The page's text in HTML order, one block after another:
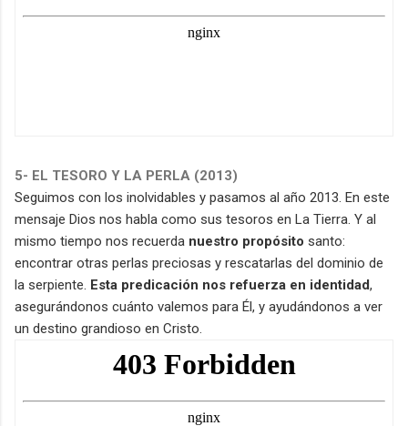
5- EL TESORO Y LA PERLA (2013)
Seguimos con los inolvidables y pasamos al año 2013. En este
mensaje Dios nos habla como sus tesoros en La Tierra. Y al
mismo tiempo nos recuerda nuestro propósito santo:
encontrar otras perlas preciosas y rescatarlas del dominio de
la serpiente. Esta predicación nos refuerza en identidad,
asegurándonos cuánto valemos para Él, y ayudándonos a ver
un destino grandioso en Cristo.